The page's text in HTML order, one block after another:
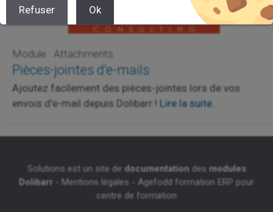
Module : Attachments
Pièces-jointes d’e-mails
Ajoutez facilement des pièces-jointes lors de vos
envois d'e-mail depuis Dolibarr ! Lire la suite.
Solutions est un site de documentationdes modules
Dolibarr - Mentions légales - Agefodd formation ERP pour
centre de formation
Refuser Ok